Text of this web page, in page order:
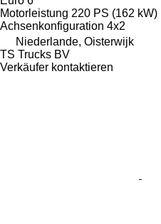
Motorleistung 220 PS (162 kW)
Achsenkonfiguration 4x2
Niederlande, Oisterwijk
TS Trucks BV
Verkäufer kontaktieren